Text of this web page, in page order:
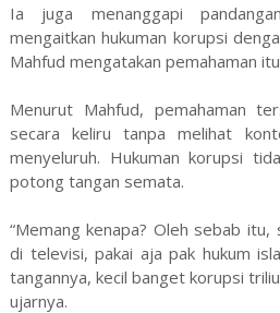
Ia juga menanggapi
mengaitkan hukuman korupsi
Mahfud mengatakan pemahaman
Menurut Mahfud, pemahaman
secara keliru tanpa melihat
menyeluruh. Hukuman korupsi
potong tangan semata.
“Memang kenapa? Oleh sebab itu,
di televisi, pakai aja pak hukum
tangannya, kecil banget korupsi
ujarnya.